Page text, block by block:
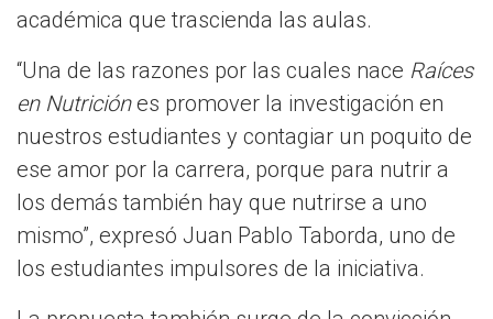
académica que trascienda las aulas.
“Una de las razones por las cuales nace Raíces
en Nutriciónes promover la investigación en
nuestros estudiantes y contagiar un poquito de
ese amor por la carrera, porque para nutrir a
los demás también hay que nutrirse a uno
mismo”, expresó Juan Pablo Taborda, uno de
los estudiantes impulsores de la iniciativa.